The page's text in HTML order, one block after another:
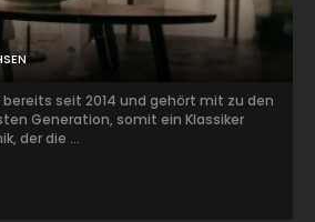
seit 2014 und gehört mit zu den
Generation, somit ein Klassiker
der die ...